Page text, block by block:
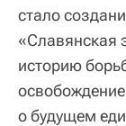
стало
«Славянская
историю
о будущем